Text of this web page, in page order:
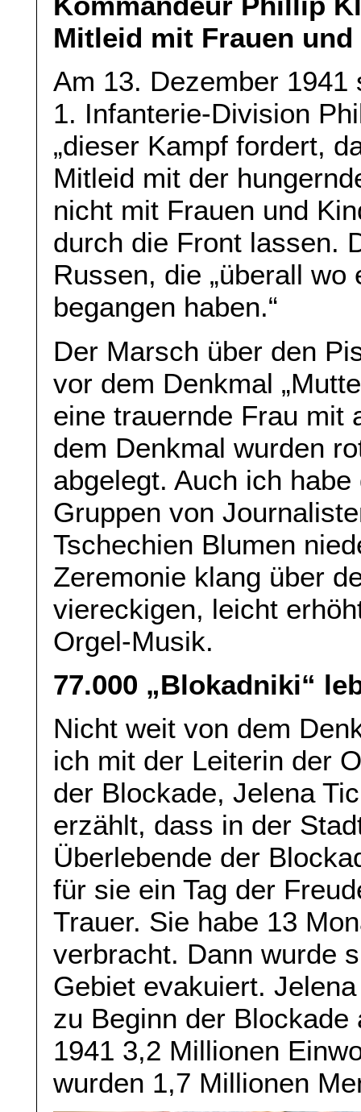
Mitleid mit Frauen
Am 13. Dezember
1. Infanterie-Division
„dieser Kampf fordert,
Mitleid mit der
nicht mit Frauen und
durch die Front lassen.
Russen, die „überall
begangen haben.“
Der Marsch über den
vor dem Denkmal
eine trauernde Frau mit
dem Denkmal wurden
abgelegt. Auch ich
Gruppen von
Tschechien Blumen
Zeremonie klang über
viereckigen, leicht
Orgel-Musik.
77.000 „Blokadniki“
Nicht weit von dem
ich mit der Leiterin der
der Blockade, Jelena
erzählt, dass in der
Überlebende der
für sie ein Tag der
Trauer. Sie habe 13
verbracht. Dann wurde
Gebiet evakuiert.
zu Beginn der
1941 3,2 Millionen
wurden 1,7 Millionen